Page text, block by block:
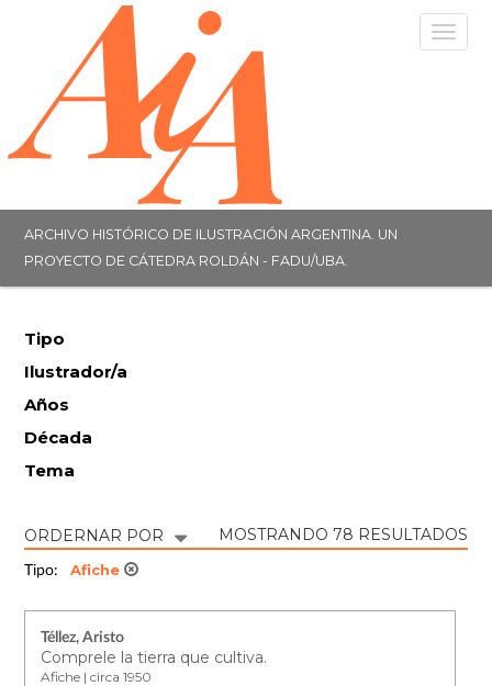
ARCHIVO HISTÓRICO DE ILUSTRACIÓN ARGENTINA. UN
PROYECTO DE CÁTEDRA ROLDÁN - FADU/UBA.
Tipo
Ilustrador/a
Años
Década
Tema
ORDERNAR POR MOSTRANDO 78 RESULTADOS
Tipo: Afiche
Téllez, Aristo
Comprele la tierra que cultiva.
Afiche | circa 1950